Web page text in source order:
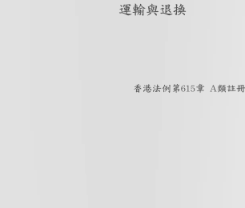
運輸與退換
香港法例第615章 A類註